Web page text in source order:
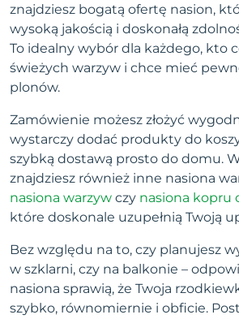
znajdziesz bogatą ofertę nasion,
wysoką jakością i doskonałą
To idealny wybór dla każdego, kto
świeżych warzyw i chce mieć
plonów.
Zamówienie możesz złożyć
wystarczy dodać produkty do
szybką dostawą prosto do domu.
znajdziesz również inne nasiona
nasiona warzyw czy nasiona kopru
które doskonale uzupełnią Twoją
Bez względu na to, czy planujesz
w szklarni, czy na balkonie –
nasiona sprawią, że Twoja
szybko, równomiernie i obficie.